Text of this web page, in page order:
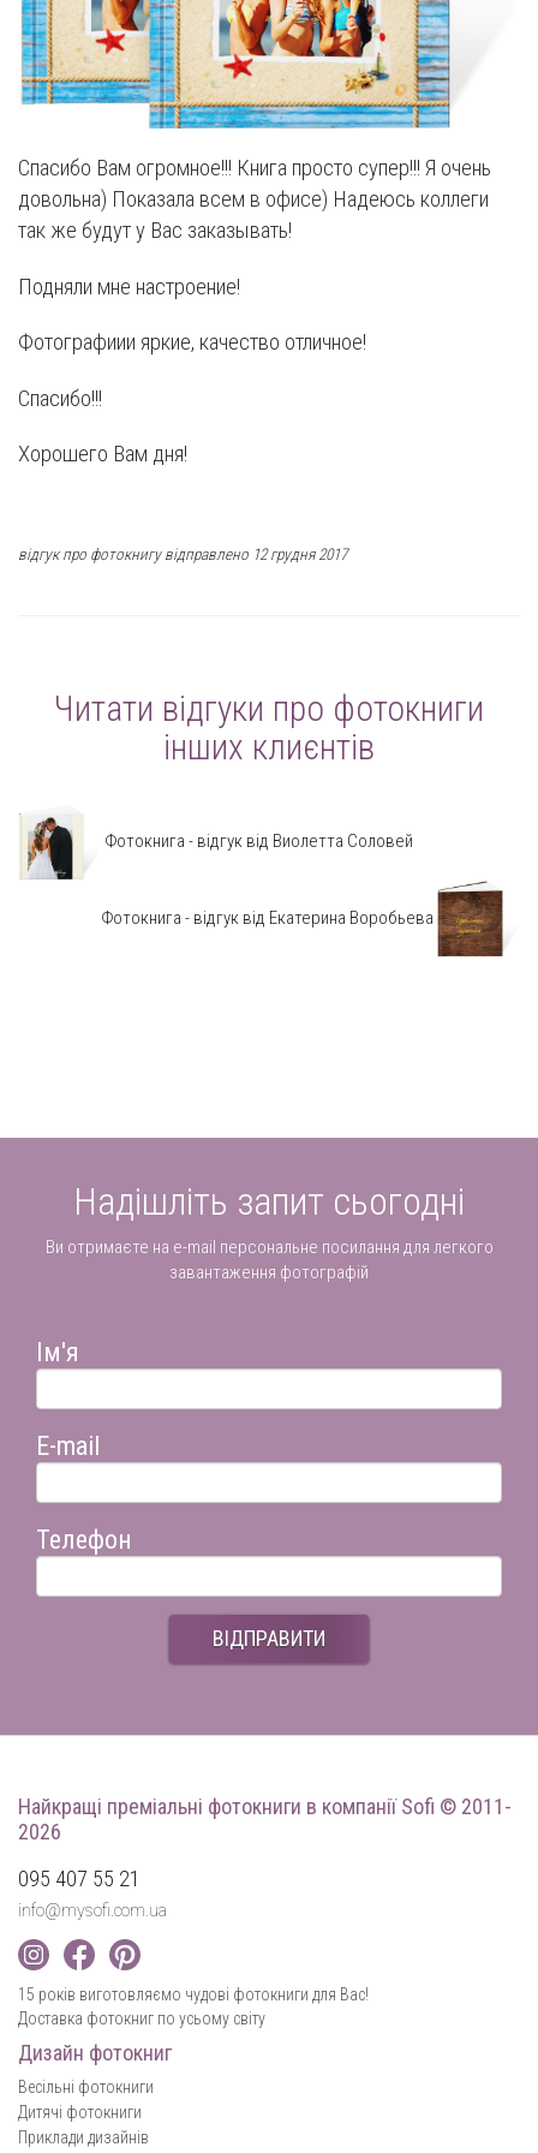
Спасибо Вам огромное!!! Книга просто супер!!! Я очень
довольна) Показала всем в офисе) Надеюсь коллеги
так же будут у Вас заказывать!
Подняли мне настроение!
Фотографиии яркие, качество отличное!
Спасибо!!!
Хорошего Вам дня!
відгук про фотокнигу відправлено 12 грудня 2017
Читати відгуки про фотокниги
інших клиєнтів
Фотокнига - відгук від Виолетта Соловей
Фотокнига - відгук від Екатерина Воробьева
Надішліть запит сьогодні
Ви отримаєте на e-mail персональне посилання для легкого
завантаження фотографій
Ім'я
E-mail
Телефон
ВІДПРАВИТИ
Найкращі преміальні фотокниги в компанії Sofi © 2011-
2026
095 407 55 21
info@mysofi.com.ua
15 років виготовляємо чудові фотокниги для Вас!
Доставка фотокниг по усьому світу
Дизайн фотокниг
Весільні фотокниги
Дитячі фотокниги
Приклади дизайнів